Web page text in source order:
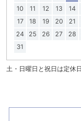
10
11 12 13 14
17
18 19 20 21
24
25 26 27 28
31
土・日曜日と祝日は定休